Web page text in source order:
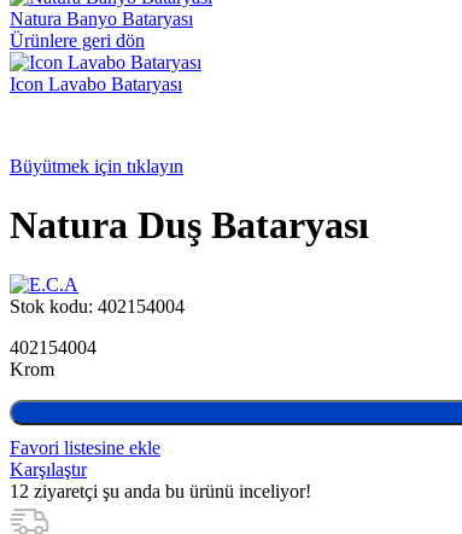
Natura Banyo Bataryası
Ürünlere geri dön
Icon Lavabo Bataryası
Büyütmek için tıklayın
Natura Duş Bataryası
Stok kodu: 402154004
402154004
Krom
Favori listesine ekle
Karşılaştır
12 ziyaretçi şu anda bu ürünü inceliyor!